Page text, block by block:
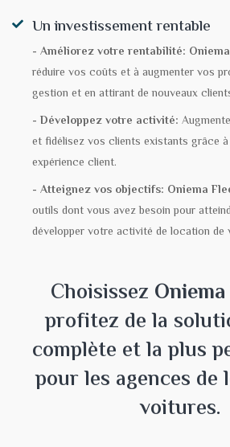
Un investissement rentable
- Améliorez votre rentabilité:
réduire vos coûts et à augmenter vos
gestion et en attirant de nouveaux
- Développez votre activité:
et fidélisez vos clients existants grâce à
expérience client.
- Atteignez vos objectifs: Oniema
outils dont vous avez besoin pour
développer votre activité de location de
Choisissez
profitez de la
complète et la plus
pour les agences de
voitures.